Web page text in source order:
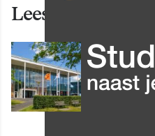
Lees ook deze
INNOVATIE
Grip op
Leergang